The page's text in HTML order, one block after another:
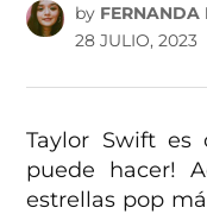
by FERNANDA
28 JULIO, 2023
Taylor Swift es
puede hacer!
estrellas pop